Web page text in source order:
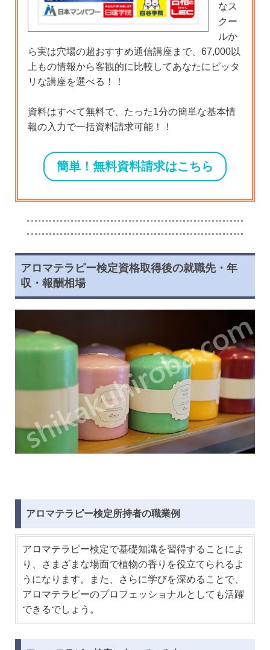
なス
クー
ルか
ら実は穴場の超おすすめ通信講座まで、67,000以
上もの情報から客観的に比較してあなたにピッタ
リな講座を選べる！！
資料はすべて無料で、たった1分の簡単な基本情
報の入力で一括資料請求可能！！
簡単！無料資料請求はこちら
アロマテラピー検定資格取得後の就職先・年
収・報酬相場
アロマテラピー検定所持者の職業例
アロマテラピー検定で基礎知識を習得することによ
り、さまざまな場面で植物の香りを役立てられるよ
うになります。また、さらに学びを深めることで、
アロマテラピーのプロフェッショナルとしても活躍
できるでしょう。